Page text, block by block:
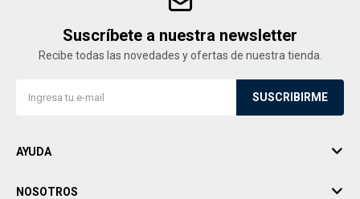
Suscríbete a nuestra newsletter
Recibe todas las novedades y ofertas de nuestra tienda.
SUSCRIBIRME
AYUDA
NOSOTROS